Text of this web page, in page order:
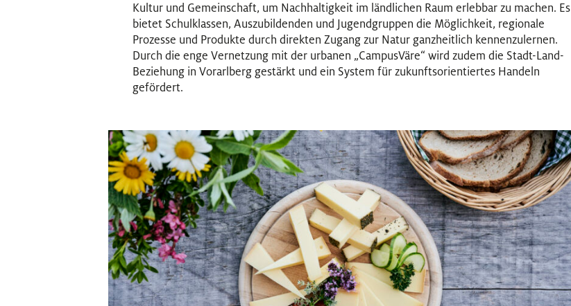
Kultur und Gemeinschaft, um Nachhaltigkeit im ländlichen Raum erlebbar zu machen. Es
bietet Schulklassen, Auszubildenden und Jugendgruppen die Möglichkeit, regionale
Prozesse und Produkte durch direkten Zugang zur Natur ganzheitlich kennenzulernen.
Durch die enge Vernetzung mit der urbanen „CampusVäre“ wird zudem die Stadt-Land-
Beziehung in Vorarlberg gestärkt und ein System für zukunftsorientiertes Handeln
gefördert.